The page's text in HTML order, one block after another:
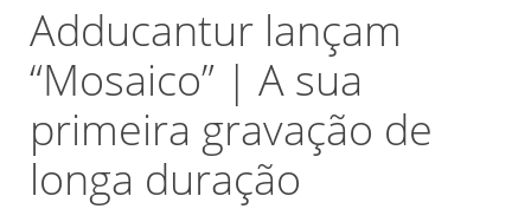
Adducantur lançam
“Mosaico” | A sua
primeira gravação de
longa duração